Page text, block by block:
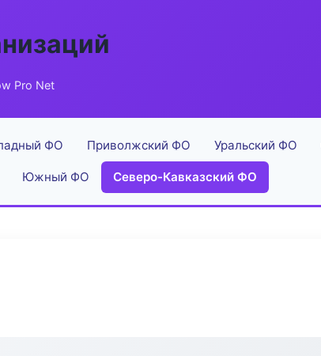
Pro Net
ФО Приволжский ФО Уральский ФО
Южный ФО Северо-Кавказский ФО